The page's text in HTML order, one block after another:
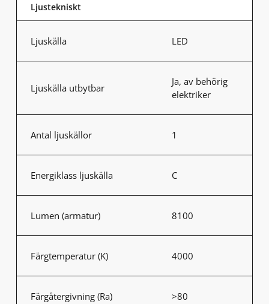
Ljustekniskt
Ljuskälla LED
Ljuskälla utbytbar
Ja, av behörig
elektriker
Antal ljuskällor 1
Energiklass ljuskälla C
Lumen (armatur) 8100
Färgtemperatur (K) 4000
Färgåtergivning (Ra) >80